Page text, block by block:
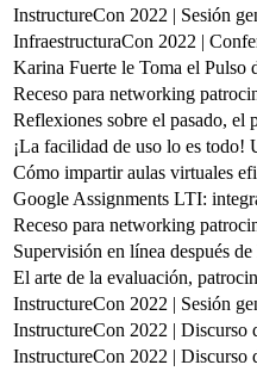
InstructureCon 2022 | Sesión
InfraestructuraCon 2022 |
Karina Fuerte le Toma el Pulso
Receso para networking
Reflexiones sobre el pasado, el
¡La facilidad de uso lo es todo!
Cómo impartir aulas virtuales
Google Assignments LTI:
Receso para networking
Supervisión en línea después
El arte de la evaluación,
InstructureCon 2022 | Sesión
InstructureCon 2022 | Discurso
InstructureCon 2022 | Discurso